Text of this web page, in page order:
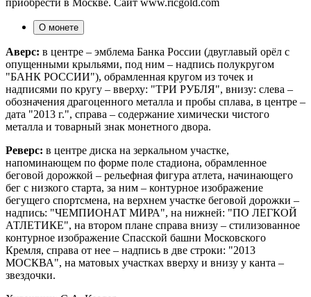
О монете
Аверс: в центре – эмблема Банка России (двуглавый орёл с
опущенными крыльями, под ним – надпись полукругом
"БАНК РОССИИ"), обрамленная кругом из точек и
надписями по кругу – вверху: "ТРИ РУБЛЯ", внизу: слева –
обозначения драгоценного металла и пробы сплава, в центре –
дата "2013 г.", справа – содержание химически чистого
металла и товарный знак монетного двора.
Реверс: в центре диска на зеркальном участке,
напоминающем по форме поле стадиона, обрамленное
беговой дорожкой – рельефная фигура атлета, начинающего
бег с низкого старта, за ним – контурное изображение
бегущего спортсмена, на верхнем участке беговой дорожки –
надпись: "ЧЕМПИОНАТ МИРА", на нижней: "ПО ЛЕГКОЙ
АТЛЕТИКЕ", на втором плане справа внизу – стилизованное
контурное изображение Спасской башни Московского
Кремля, справа от нее – надпись в две строки: "2013
МОСКВА", на матовых участках вверху и внизу у канта –
звездочки.